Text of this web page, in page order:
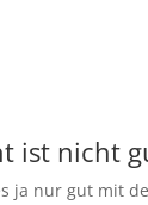
ist nicht
ja nur gut mit